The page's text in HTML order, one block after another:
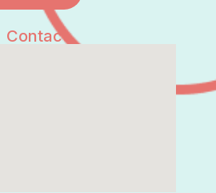
Contact